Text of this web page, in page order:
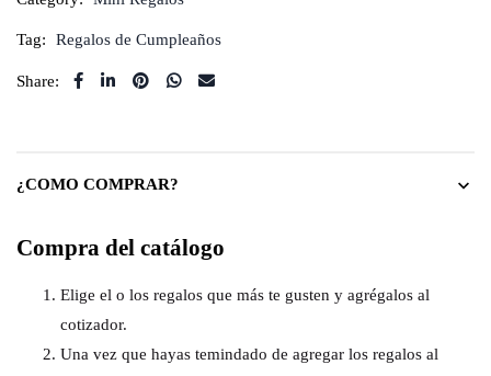
Tag: Regalos de Cumpleaños
Share:
¿COMO COMPRAR?
Compra del catálogo
Elige el o los regalos que más te gusten y agrégalos al
cotizador.
Una vez que hayas temindado de agregar los regalos al